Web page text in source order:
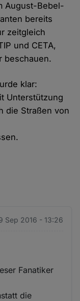
August-Bebel-
bereits
zeitgleich
und CETA,
beschauen.
klar:
Unterstützung
die Straßen von
Sep 2016 - 13:26
Fanatiker
die